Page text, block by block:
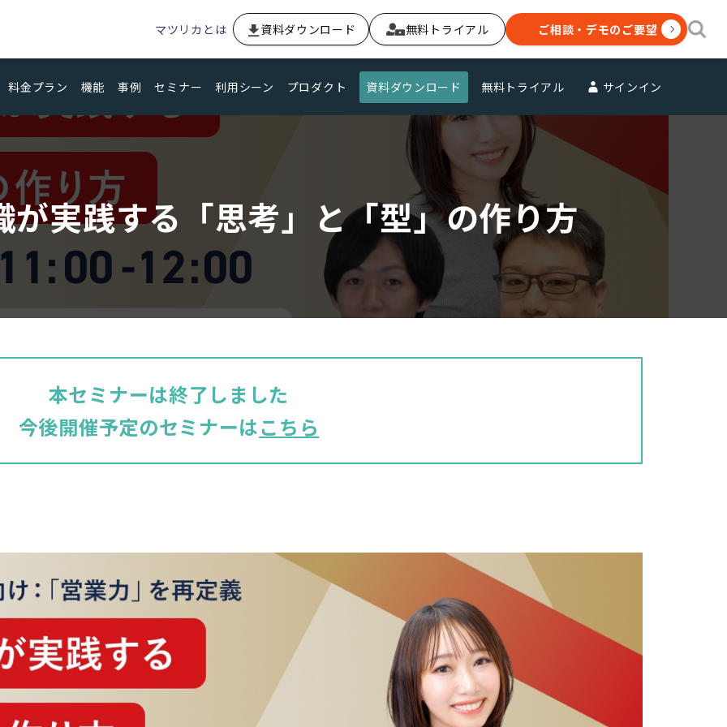
マツリカとは 資料ダウンロード 無料トライアル ご相談・デモのご要望
料金プラン 機能 事例 セミナー 利用シーン プロダクト 資料ダウンロード 無料トライアル サインイン
が実践する「思考」と「型」の作り方
本セミナーは終了しました
今後開催予定のセミナーはこちら